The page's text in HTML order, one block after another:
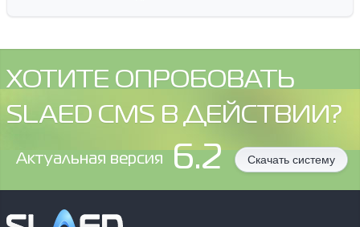
ХОТИТЕ ОПРОБОВАТЬ
SLAED CMS В ДЕЙСТВИИ?
Aктуальная версия 6.2 Скачать систему